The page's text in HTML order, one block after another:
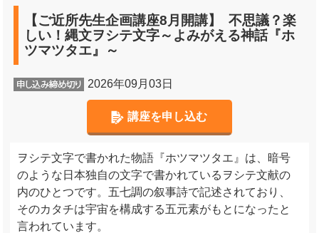
【ご近所先生企画講座8月開講】 不思議？楽
しい！縄文ヲシテ文字～よみがえる神話『ホ
ツマツタエ』～
2026年09月03日
講座を申し込む
ヲシテ文字で書かれた物語『ホツマツタエ』は、暗号
のような日本独自の文字で書かれているヲシテ文献の
内のひとつです。五七調の叙事詩で記述されており、
そのカタチは宇宙を構成する五元素がもとになったと
言われています。